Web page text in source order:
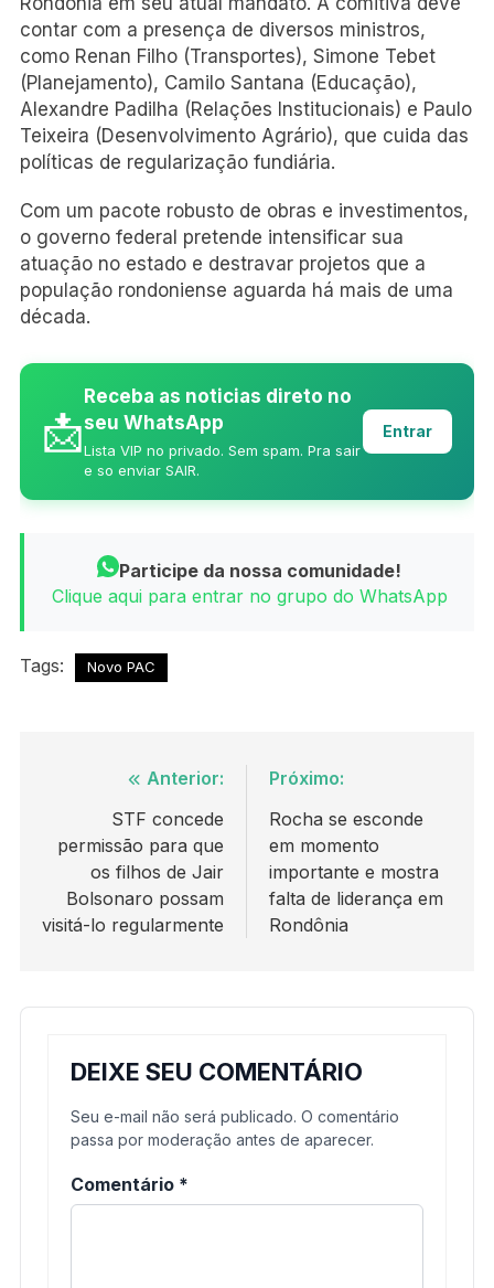
contar com a presença de diversos ministros,
como Renan Filho (Transportes), Simone Tebet
(Planejamento), Camilo Santana (Educação),
Alexandre Padilha (Relações Institucionais) e Paulo
Teixeira (Desenvolvimento Agrário), que cuida das
políticas de regularização fundiária.
Com um pacote robusto de obras e investimentos,
o governo federal pretende intensificar sua
atuação no estado e destravar projetos que a
população rondoniense aguarda há mais de uma
década.
📩
Receba as noticias direto no
seu WhatsApp
Lista VIP no privado. Sem spam. Pra sair
e so enviar SAIR.
Entrar
Participe da nossa comunidade!
Clique aqui para entrar no grupo do WhatsApp
Tags: Novo PAC
Navegação
Post
Anterior:
STF concede
permissão para que
os filhos de Jair
Bolsonaro possam
visitá-lo regularmente
Próximo:
Rocha se esconde
em momento
importante e mostra
falta de liderança em
Rondônia
DEIXE SEU COMENTÁRIO
Seu e-mail não será publicado. O comentário
passa por moderação antes de aparecer.
Comentário *